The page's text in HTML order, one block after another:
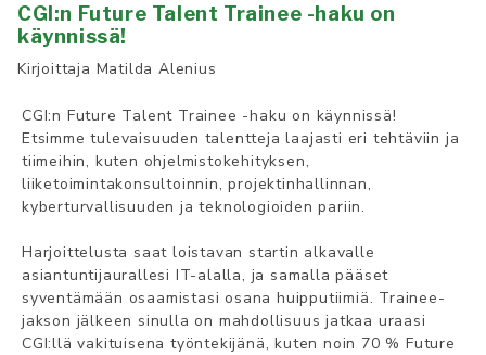
CGI:n Future Talent Trainee -haku on
käynnissä!
Kirjoittaja Matilda Alenius
CGI:n Future Talent Trainee -haku on käynnissä!
Etsimme tulevaisuuden talentteja laajasti eri tehtäviin ja
tiimeihin, kuten ohjelmistokehityksen,
liiketoimintakonsultoinnin, projektinhallinnan,
kyberturvallisuuden ja teknologioiden pariin.
Harjoittelusta saat loistavan startin alkavalle
asiantuntijaurallesi IT-alalla, ja samalla pääset
syventämään osaamistasi osana huipputiimiä. Trainee-
jakson jälkeen sinulla on mahdollisuus jatkaa uraasi
CGI:llä vakituisena työntekijänä, kuten noin 70 % Future